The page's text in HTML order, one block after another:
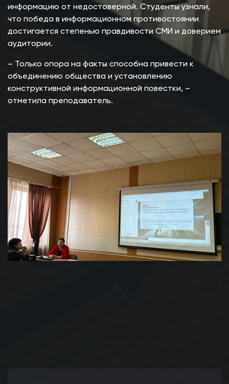
информацию от недостоверной. Студенты узнали,
что победа в информационном противостоянии
достигается степенью правдивости СМИ и доверием
аудитории.
– Только опора на факты способна привести к
объединению общества и установлению
конструктивной информационной повестки, –
отметила преподаватель.